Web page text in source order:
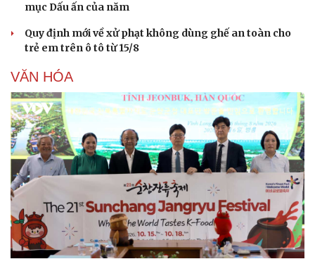
Văn hóa
Sân khấu - Điện ảnh
Văn học
Âm nhạc
Di sản
Giải trí
Nghệ sĩ
Thời trang
Sao Việt
mục Dấu ấn của năm
Quy định mới về xử phạt không dùng ghế an toàn cho
trẻ em trên ô tô từ 15/8
VĂN HÓA